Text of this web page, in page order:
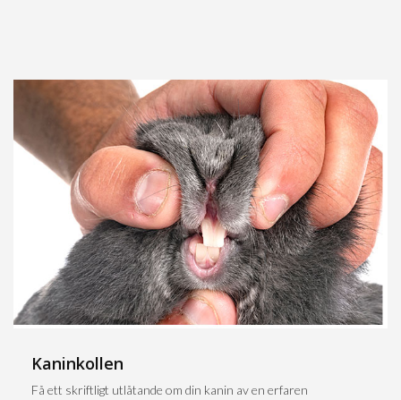
Kaninkollen
Få ett skriftligt utlåtande om din kanin av en erfaren